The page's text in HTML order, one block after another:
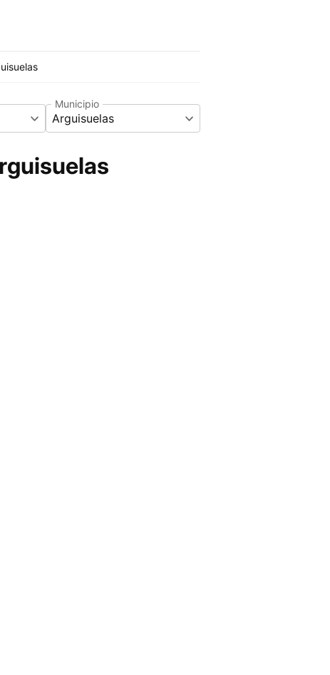
Arguisuelas
Municipio